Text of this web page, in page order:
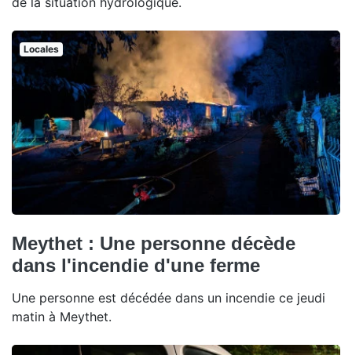
Locales
Meythet : Une personne décède
dans l'incendie d'une ferme
Une personne est décédée dans un incendie ce jeudi
matin à Meythet.